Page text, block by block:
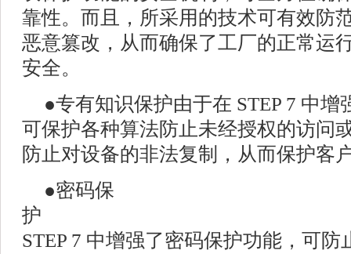
靠性。而且，所采用的技术可有效防
恶意篡改，从而确保了工厂的正常运
安全。
●专有知识保护由于在 STEP 7 中
可保护各种算法防止未经授权的访问
防止对设备的非法复制，从而保护客
●密码保
护
STEP 7 中增强了密码保护功能，可